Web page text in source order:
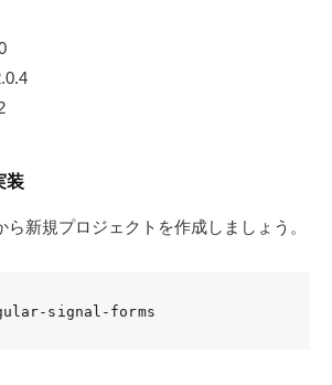
装
ら新規プロジェクトを作成しましょう。
signal-forms